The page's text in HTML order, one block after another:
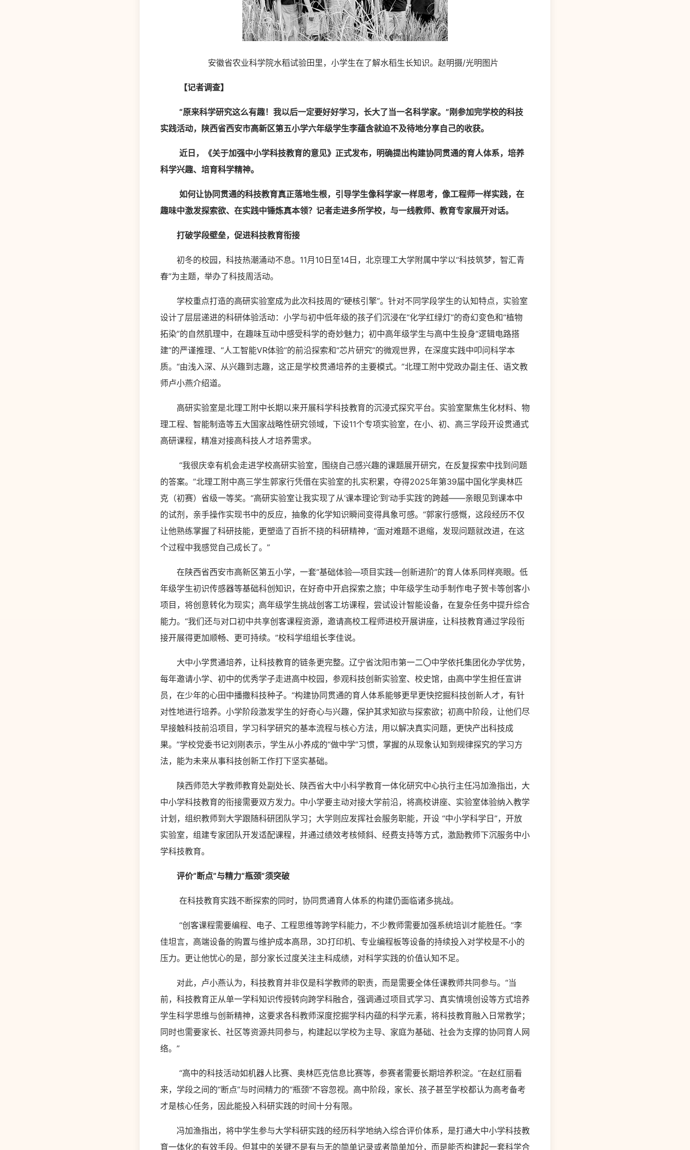
安徽省农业科学院水稻试验田里，小学生在了解水稻生长知识。赵明摄/光明图片
【记者调查】
“原来科学研究这么有趣！我以后一定要好好学习，长大了当一名科学家。”刚参加完学校的科技
实践活动，陕西省西安市高新区第五小学六年级学生李蕴含就迫不及待地分享自己的收获。
近日，《关于加强中小学科技教育的意见》正式发布，明确提出构建协同贯通的育人体系，培养
科学兴趣、培育科学精神。
如何让协同贯通的科技教育真正落地生根，引导学生像科学家一样思考，像工程师一样实践，在
趣味中激发探索欲、在实践中锤炼真本领？记者走进多所学校，与一线教师、教育专家展开对话。
打破学段壁垒，促进科技教育衔接
初冬的校园，科技热潮涌动不息。11月10日至14日，北京理工大学附属中学以“科技筑梦，智汇青
春”为主题，举办了科技周活动。
学校重点打造的高研实验室成为此次科技周的“硬核引擎”。针对不同学段学生的认知特点，实验室
设计了层层递进的科研体验活动：小学与初中低年级的孩子们沉浸在“化学红绿灯”的奇幻变色和“植物
拓染”的自然肌理中，在趣味互动中感受科学的奇妙魅力；初中高年级学生与高中生投身“逻辑电路搭
建”的严谨推理、“人工智能VR体验”的前沿探索和“芯片研究”的微观世界，在深度实践中叩问科学本
质。“由浅入深、从兴趣到志趣，这正是学校贯通培养的主要模式。”北理工附中党政办副主任、语文教
师卢小燕介绍道。
高研实验室是北理工附中长期以来开展科学科技教育的沉浸式探究平台。实验室聚焦生化材料、物
理工程、智能制造等五大国家战略性研究领域，下设11个专项实验室，在小、初、高三学段开设贯通式
高研课程，精准对接高科技人才培养需求。
“我很庆幸有机会走进学校高研实验室，围绕自己感兴趣的课题展开研究，在反复探索中找到问题
的答案。”北理工附中高三学生郭家行凭借在实验室的扎实积累，夺得2025年第39届中国化学奥林匹
克（初赛）省级一等奖。“高研实验室让我实现了从‘课本理论’到‘动手实践’的跨越——亲眼见到课本中
的试剂，亲手操作实现书中的反应，抽象的化学知识瞬间变得具象可感。”郭家行感慨，这段经历不仅
让他熟练掌握了科研技能，更塑造了百折不挠的科研精神，“面对难题不退缩，发现问题就改进，在这
个过程中我感觉自己成长了。”
在陕西省西安市高新区第五小学，一套“基础体验—项目实践—创新进阶”的育人体系同样亮眼。低
年级学生初识传感器等基础科创知识，在好奇中开启探索之旅；中年级学生动手制作电子贺卡等创客小
项目，将创意转化为现实；高年级学生挑战创客工坊课程，尝试设计智能设备，在复杂任务中提升综合
能力。“我们还与对口初中共享创客课程资源，邀请高校工程师进校开展讲座，让科技教育通过学段衔
接开展得更加顺畅、更可持续。”校科学组组长李佳说。
大中小学贯通培养，让科技教育的链条更完整。辽宁省沈阳市第一二〇中学依托集团化办学优势，
每年邀请小学、初中的优秀学子走进高中校园，参观科技创新实验室、校史馆，由高中学生担任宣讲
员，在少年的心田中播撒科技种子。“构建协同贯通的育人体系能够更早更快挖掘科技创新人才，有针
对性地进行培养。小学阶段激发学生的好奇心与兴趣，保护其求知欲与探索欲；初高中阶段，让他们尽
早接触科技前沿项目，学习科学研究的基本流程与核心方法，用以解决真实问题，更快产出科技成
果。”学校党委书记刘刚表示，学生从小养成的“做中学”习惯，掌握的从现象认知到规律探究的学习方
法，能为未来从事科技创新工作打下坚实基础。
陕西师范大学教师教育处副处长、陕西省大中小科学教育一体化研究中心执行主任冯加渔指出，大
中小学科技教育的衔接需要双方发力。中小学要主动对接大学前沿，将高校讲座、实验室体验纳入教学
计划，组织教师到大学跟随科研团队学习；大学则应发挥社会服务职能，开设 “中小学科学日”，开放
实验室，组建专家团队开发适配课程，并通过绩效考核倾斜、经费支持等方式，激励教师下沉服务中小
学科技教育。
评价“断点”与精力“瓶颈”须突破
在科技教育实践不断探索的同时，协同贯通育人体系的构建仍面临诸多挑战。
“创客课程需要编程、电子、工程思维等跨学科能力，不少教师需要加强系统培训才能胜任。”李
佳坦言，高端设备的购置与维护成本高昂，3D打印机、专业编程板等设备的持续投入对学校是不小的
压力。更让他忧心的是，部分家长过度关注主科成绩，对科学实践的价值认知不足。
对此，卢小燕认为，科技教育并非仅是科学教师的职责，而是需要全体任课教师共同参与。“当
前，科技教育正从单一学科知识传授转向跨学科融合，强调通过项目式学习、真实情境创设等方式培养
学生科学思维与创新精神，这要求各科教师深度挖掘学科内蕴的科学元素，将科技教育融入日常教学；
同时也需要家长、社区等资源共同参与，构建起以学校为主导、家庭为基础、社会为支撑的协同育人网
络。”
“高中的科技活动如机器人比赛、奥林匹克信息比赛等，参赛者需要长期培养积淀。”在赵红丽看
来，学段之间的“断点”与时间精力的“瓶颈”不容忽视。高中阶段，家长、孩子甚至学校都认为高考备考
才是核心任务，因此能投入科研实践的时间十分有限。
冯加渔指出，将中学生参与大学科研实践的经历科学地纳入综合评价体系，是打通大中小学科技教
育一体化的有效手段。但其中的关键不是有与无的简单记录或者简单加分，而是能否构建起一套科学合